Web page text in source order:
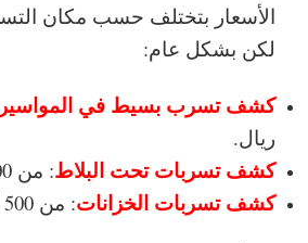
الأسعار بتختلف حسب مكان
لكن بشكل عام:
كشف تسرب بسيط في المواسير
ريال.
كشف تسربات تحت البلاط: من 400 لـ 600 ريال.
كشف تسربات الخزانات: من 500 لـ 700 ريال.